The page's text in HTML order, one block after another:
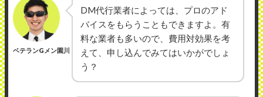
ベテランGメン園川
DM代行業者によっては、プロのアド
バイスをもらうこともできますよ。有
料な業者も多いので、費用対効果を考
えて、申し込んでみてはいかがでしょ
う？